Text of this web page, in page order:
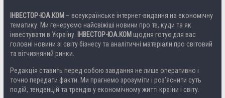
ІНВЕСТОР-ЮА.КОМ – всеукраїнське інтернет-видання на економічну
тематику. Ми генеруємо найсвіжіші новини про те, куди та як
інвестувати в Україну.
ІНВЕСТОР-ЮА.КОМ щодня готує для вас
головні новини зі світу бізнесу та аналітичні матеріали про світовий
та вітчизняний ринки.
Редакція ставить перед собою завдання не лише оперативно і
точно передати факти. Ми прагнемо зрозуміти і роз’яснити суть
подій, тенденцій та трендів у економічному житті країни і світу.